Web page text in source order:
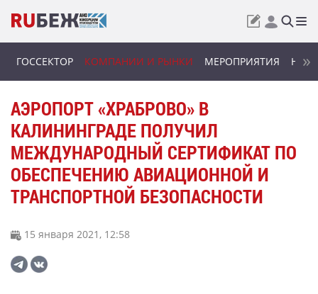
ГОССЕКТОР КОМПАНИИ И РЫНКИ МЕРОПРИЯТИЯ
АЭРОПОРТ «ХРАБРОВО» В
КАЛИНИНГРАДЕ ПОЛУЧИЛ
МЕЖДУНАРОДНЫЙ СЕРТИФИКАТ ПО
ОБЕСПЕЧЕНИЮ АВИАЦИОННОЙ И
ТРАНСПОРТНОЙ БЕЗОПАСНОСТИ
15 января 2021, 12:58